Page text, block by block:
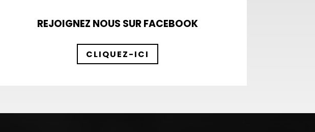
REJOIGNEZ NOUS SUR FACEBOOK
CLIQUEZ-ICI